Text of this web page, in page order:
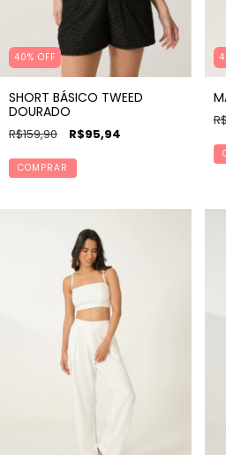
40% OFF
SHORT BÁSICO TWEED
DOURADO
R$159,90 R$95,94
COMPRAR